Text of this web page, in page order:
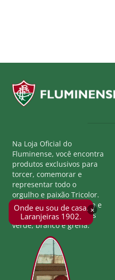
×
Onde eu sou de casa.
Laranjeiras 1902.
Na Loja Oficial do
Fluminense, você encontra
produtos exclusivos para
torcer, comemorar e
representar todo o
orgulho e paixão Tricolor.
Seja parte desta história e
mostre a força das cores
verde, branco e grená.